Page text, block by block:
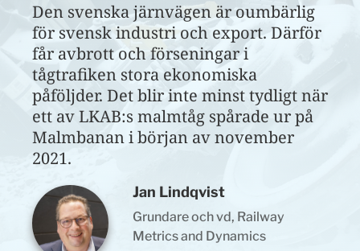
Den svenska järnvägen är oumbärlig
för svensk industri och export. Därför
får avbrott och förseningar i
tågtrafiken stora ekonomiska
påföljder. Det blir inte minst tydligt när
ett av LKAB:s malmtåg spårade ur på
Malmbanan i början av november
2021.
Jan Lindqvist
Grundare och vd, Railway
Metrics and Dynamics